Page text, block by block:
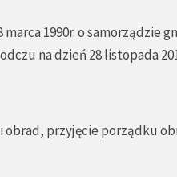
1990r. o samorządzie
na dzień 28 listopada
przyjęcie porządku